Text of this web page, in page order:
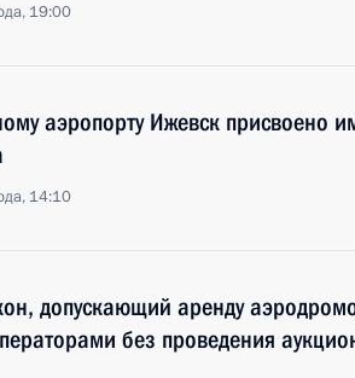
19:00
аэропорту Ижевск присвоено
14:10
допускающий аренду
без проведения